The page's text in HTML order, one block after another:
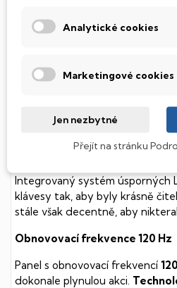
Tento notebook je vybaven
součástmi a je tak
soustavy je tento disk
mnohemrychlejšípráci s daty.
Podsvícená klávesnice
Integrovaný systém úsporných
klávesy tak, aby byly krásně
stále však decentně, aby
Obnovovací frekvence 120 Hz
Panel s obnovovací frekvencí
dokonale plynulou akci.
Analytické cookies
Marketingové cookies
Jen nezbytné
Přejít na stránku